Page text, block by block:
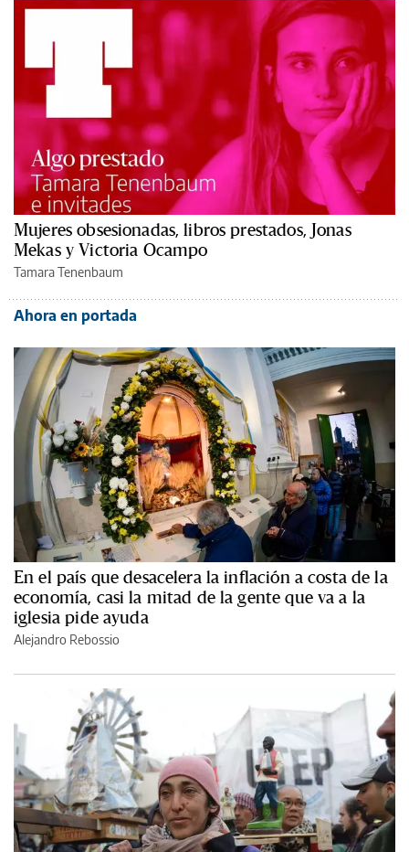
Mujeres obsesionadas, libros prestados, Jonas
Mekas y Victoria Ocampo
Tamara Tenenbaum
Ahora en portada
En el país que desacelera la inflación a costa de la
economía, casi la mitad de la gente que va a la
iglesia pide ayuda
Alejandro Rebossio